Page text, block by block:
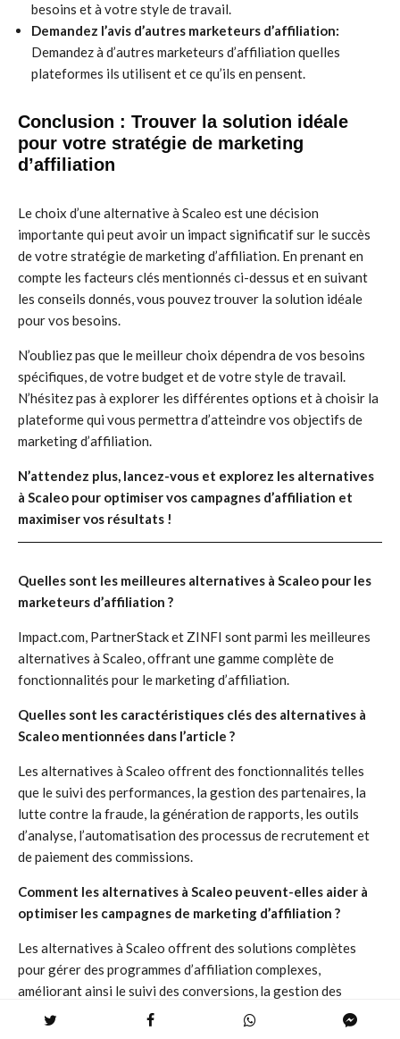
besoins et à votre style de travail.
Demandez l’avis d’autres marketeurs d’affiliation:
Demandez à d’autres marketeurs d’affiliation quelles
plateformes ils utilisent et ce qu’ils en pensent.
Conclusion : Trouver la solution idéale
pour votre stratégie de marketing
d’affiliation
Le choix d’une alternative à Scaleo est une décision
importante qui peut avoir un impact significatif sur le succès
de votre stratégie de marketing d’affiliation. En prenant en
compte les facteurs clés mentionnés ci-dessus et en suivant
les conseils donnés, vous pouvez trouver la solution idéale
pour vos besoins.
N’oubliez pas que le meilleur choix dépendra de vos besoins
spécifiques, de votre budget et de votre style de travail.
N’hésitez pas à explorer les différentes options et à choisir la
plateforme qui vous permettra d’atteindre vos objectifs de
marketing d’affiliation.
N’attendez plus, lancez-vous et explorez les alternatives
à Scaleo pour optimiser vos campagnes d’affiliation et
maximiser vos résultats !
Quelles sont les meilleures alternatives à Scaleo pour les
marketeurs d’affiliation ?
Impact.com, PartnerStack et ZINFI sont parmi les meilleures
alternatives à Scaleo, offrant une gamme complète de
fonctionnalités pour le marketing d’affiliation.
Quelles sont les caractéristiques clés des alternatives à
Scaleo mentionnées dans l’article ?
Les alternatives à Scaleo offrent des fonctionnalités telles
que le suivi des performances, la gestion des partenaires, la
lutte contre la fraude, la génération de rapports, les outils
d’analyse, l’automatisation des processus de recrutement et
de paiement des commissions.
Comment les alternatives à Scaleo peuvent-elles aider à
optimiser les campagnes de marketing d’affiliation ?
Les alternatives à Scaleo offrent des solutions complètes
pour gérer des programmes d’affiliation complexes,
améliorant ainsi le suivi des conversions, la gestion des
partenaires et l’efficacité des campagnes.